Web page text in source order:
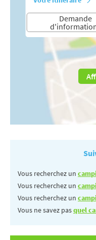
Demande
Vous recherchez un
Vous recherchez un
Vous recherchez un
Vous ne savez pasquel